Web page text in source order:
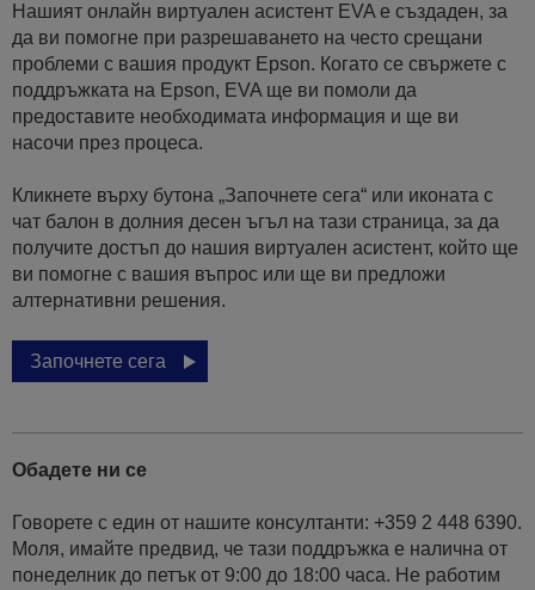
Нашият онлайн виртуален асистент EVA е създаден, за
да ви помогне при разрешаването на често срещани
проблеми с вашия продукт Epson. Когато се свържете с
поддръжката на Epson, EVA ще ви помоли да
предоставите необходимата информация и ще ви
насочи през процеса.
Кликнете върху бутона „Започнете сега“ или иконата с
чат балон в долния десен ъгъл на тази страница, за да
получите достъп до нашия виртуален асистент, който ще
ви помогне с вашия въпрос или ще ви предложи
алтернативни решения.
Започнете сега
Обадете ни се
Говорете с един от нашите консултанти: +359 2 448 6390.
Моля, имайте предвид, че тази поддръжка е налична от
понеделник до петък от 9:00 до 18:00 часа. Не работим